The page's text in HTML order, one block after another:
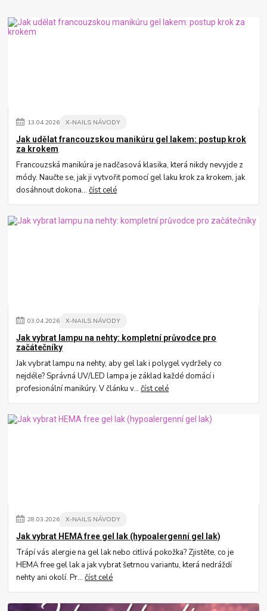
13.04.2026 X-NAILS NÁVODY
Jak udělat francouzskou manikúru gel lakem: postup krok
za krokem
Francouzská manikúra je nadčasová klasika, která nikdy nevyjde z
módy. Naučte se, jak ji vytvořit pomocí gel laku krok za krokem, jak
dosáhnout dokona...číst celé
03.04.2026 X-NAILS NÁVODY
Jak vybrat lampu na nehty: kompletní průvodce pro
začátečníky
Jak vybrat lampu na nehty, aby gel lak i polygel vydržely co
nejdéle? Správná UV/LED lampa je základ každé domácí i
profesionální manikúry. V článku v...číst celé
28.03.2026 X-NAILS NÁVODY
Jak vybrat HEMA free gel lak (hypoalergenní gel lak)
Trápí vás alergie na gel lak nebo citlivá pokožka? Zjistěte, co je
HEMA free gel lak a jak vybrat šetrnou variantu, která nedráždí
nehty ani okolí. Pr...číst celé